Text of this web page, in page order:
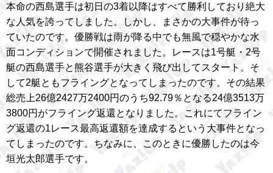
本命の西島選手は初日の3着以降はすべて勝利しており絶大
な人気を誇ってしました。しかし、まさかの大事件が待っ
ていたのです。優勝戦は雨が降る中でも無風で穏やかな水
面コンディションで開催されました。レースは1号艇・2号
艇の西島選手と熊谷選手が大きく飛び出してスタート。そ
して2艇ともフライングとなってしまったのです。その結果
総売上26億2427万2400円のうち92.79％となる24億3513万
3800円がフライング返還となりました。これにてフライン
グ返還の1レース最高返還額を達成するという大事件となっ
てしまったのです。ちなみに、このときに優勝したのは今
垣光太郎選手です。